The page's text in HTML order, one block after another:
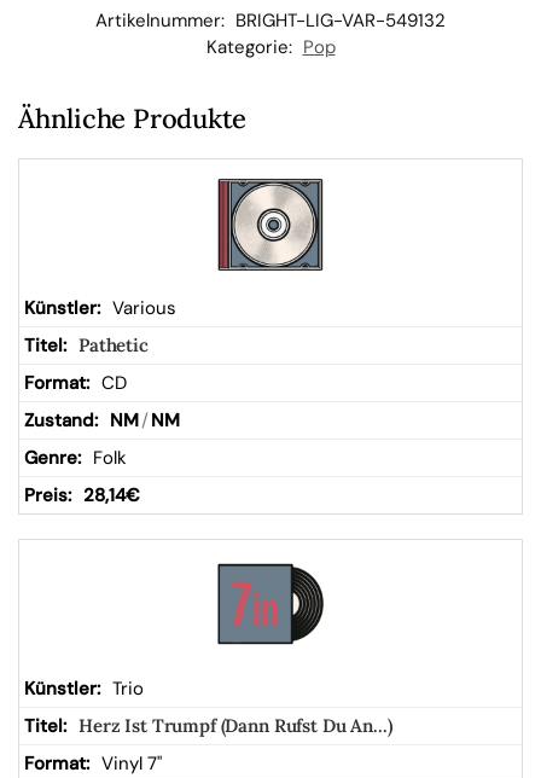
b
Artikelnummer: BRIGHT-LIG-VAR-549132
Kategorie: Pop
Ähnliche Produkte
Various
Pathetic
CD
NM/ NM
Folk
28,14€
Trio
Herz Ist Trumpf (Dann Rufst Du An...)
Vinyl 7"